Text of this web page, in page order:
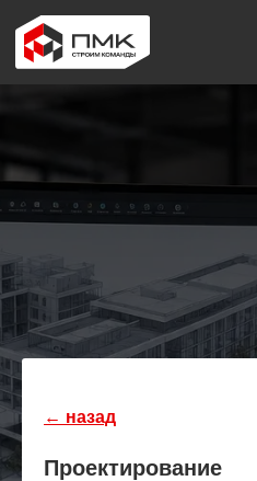
← назад
Проектирование